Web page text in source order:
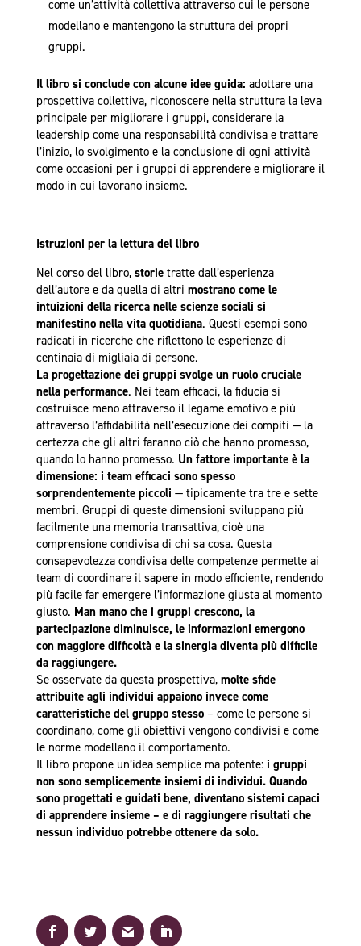
come un’attività collettiva attraverso cui le persone
modellano e mantengono la struttura dei propri
gruppi.
Il libro si conclude con alcune idee guida: adottare una
prospettiva collettiva, riconoscere nella struttura la leva
principale per migliorare i gruppi, considerare la
leadership come una responsabilità condivisa e trattare
l’inizio, lo svolgimento e la conclusione di ogni attività
come occasioni per i gruppi di apprendere e migliorare il
modo in cui lavorano insieme.
Istruzioni per la lettura del libro
Nel corso del libro, storietratte dall’esperienza
dell’autore e da quella di altri mostrano come le
intuizioni della ricerca nelle scienze sociali si
manifestino nella vita quotidiana. Questi esempi sono
radicati in ricerche che riflettono le esperienze di
centinaia di migliaia di persone.
La progettazione dei gruppi svolge un ruolo cruciale
nella performance. Nei team efficaci, la fiducia si
costruisce meno attraverso il legame emotivo e più
attraverso l’affidabilità nell’esecuzione dei compiti — la
certezza che gli altri faranno ciò che hanno promesso,
quando lo hanno promesso. Un fattore importante è la
dimensione: i team efficaci sono spesso
sorprendentemente piccoli — tipicamente tra tre e sette
membri. Gruppi di queste dimensioni sviluppano più
facilmente una memoria transattiva, cioè una
comprensione condivisa di chi sa cosa. Questa
consapevolezza condivisa delle competenze permette ai
team di coordinare il sapere in modo efficiente, rendendo
più facile far emergere l’informazione giusta al momento
giusto. Man mano che i gruppi crescono, la
partecipazione diminuisce, le informazioni emergono
con maggiore difficoltà e la sinergia diventa più difficile
da raggiungere.
Se osservate da questa prospettiva, molte sfide
attribuite agli individui appaiono invece come
caratteristiche del gruppo stesso– come le persone si
coordinano, come gli obiettivi vengono condivisi e come
le norme modellano il comportamento.
Il libro propone un’idea semplice ma potente: i gruppi
non sono semplicemente insiemi di individui. Quando
sono progettati e guidati bene, diventano sistemi capaci
di apprendere insieme – e di raggiungere risultati che
nessun individuo potrebbe ottenere da solo.